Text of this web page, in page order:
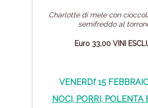
Charlotte di mele con
semifreddo al
Euro 33,00 VINI
VENERDI’ 15
NOCI, PORRI, POLENTA